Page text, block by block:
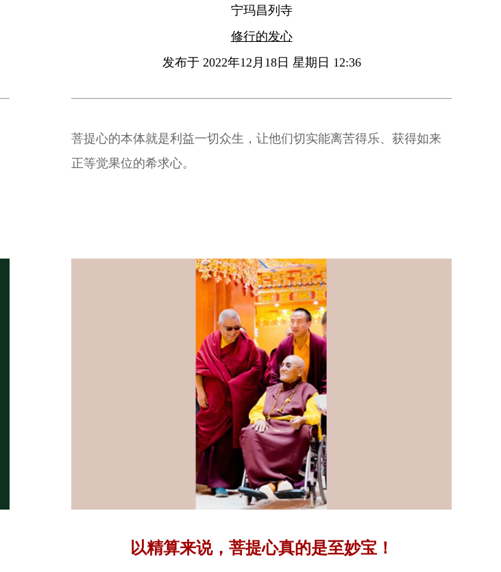
宁玛昌列寺
修行的发心
发布于 2022年12月18日 星期日 12:36
菩提心的本体就是利益一切众生，让他们切实能离苦得乐、获得如来
正等觉果位的希求心。
以精算来说，菩提心真的是至妙宝！